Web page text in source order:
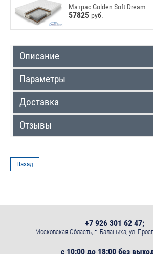
Матрас Golden Soft Dream
57825 руб.
Описание
Параметры
Доставка
Отзывы
Назад
с 10:00 до 18:00 без
+7 926 301 62 47;
Московская Область, г. Балашиха, ул.